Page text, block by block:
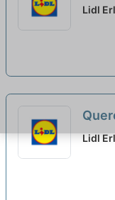
neu
Lidl
Lidl